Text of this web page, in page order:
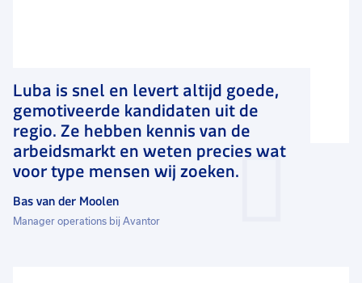
Luba is snel en levert altijd goede,
gemotiveerde kandidaten uit de
regio. Ze hebben kennis van de
arbeidsmarkt en weten precies wat
voor type mensen wij zoeken.
Bas van der Moolen
Manager operations bij Avantor